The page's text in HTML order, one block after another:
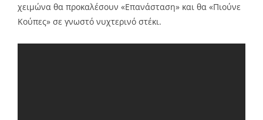
χειμώνα θα προκαλέσουν «Επανάσταση» και θα «Πιούνε
Κούπες» σε γνωστό νυχτερινό στέκι.